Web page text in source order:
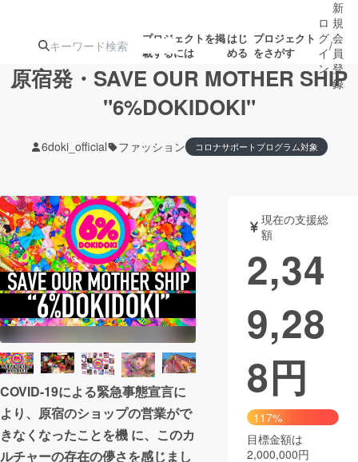
プロジェクトを掲
載するには
はじ
める
プロジェクト
をさがす
ジェクト
ターン
注目の新着プロ
ジェクト
募集終了が近いプ
ロジェクト
もうすぐ公開
されます
アート・写真 音楽
テクノロジー・ガジェット ゲーム・サ
映像・映画
ビジネス・起業
まちづくり・地域活性化
CAMPFIRE for Social Good
CAMPFIRE Creation
ロ
グ
イ
ン
/
新
規
会
員
登
録
原宿発・SAVE OUR MOTHER SHIP
"6%DOKIDOKI"
6doki_official ファッション コロナサポートプログラム対象
COVID-19による緊急事態宣言に
より、原宿のショップの営業がで
きなくなったことを機 に、このカ
ルチャーの存在の儚さを感じまし
現在の支援総
額
2,34
9,28
8円
117%
目標金額は
2,000,000円